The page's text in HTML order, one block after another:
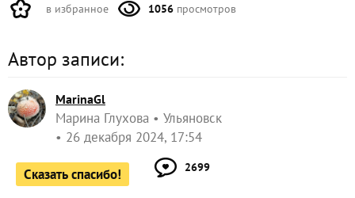
в избранное 1056 просмотров
Автор записи:
MarinaGl
Марина Глухова
Ульяновск
26 декабря 2024, 17:54
Сказать спасибо! 2699